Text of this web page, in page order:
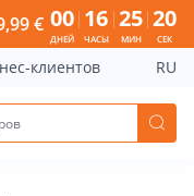
has loaded
€ 00
ДНЕЙ
16
ЧАСЫ
25
МИН
20
СЕК
клиентов RU